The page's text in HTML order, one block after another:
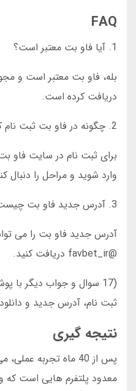
FAQ
1. آیا فاو بت معتبر است؟
بله، فاو بت معتبر است و
دریافت کرده است.
2. چگونه در فاو بت ثبت نام کنم؟
برای ثبت نام در سایت فاو
وارد شوید و مراحل را دنبال
3. آدرس جدید فاو بت چیست؟
آدرس جدید فاو بت را می
@favbet_ir دریافت کنید.
(17 سوال و جواب دیگر با
ثبت نام، آدرس جدید و
نتیجه گیری
پس از 40 ماه تجربه
معدود پلتفرم هایی است که